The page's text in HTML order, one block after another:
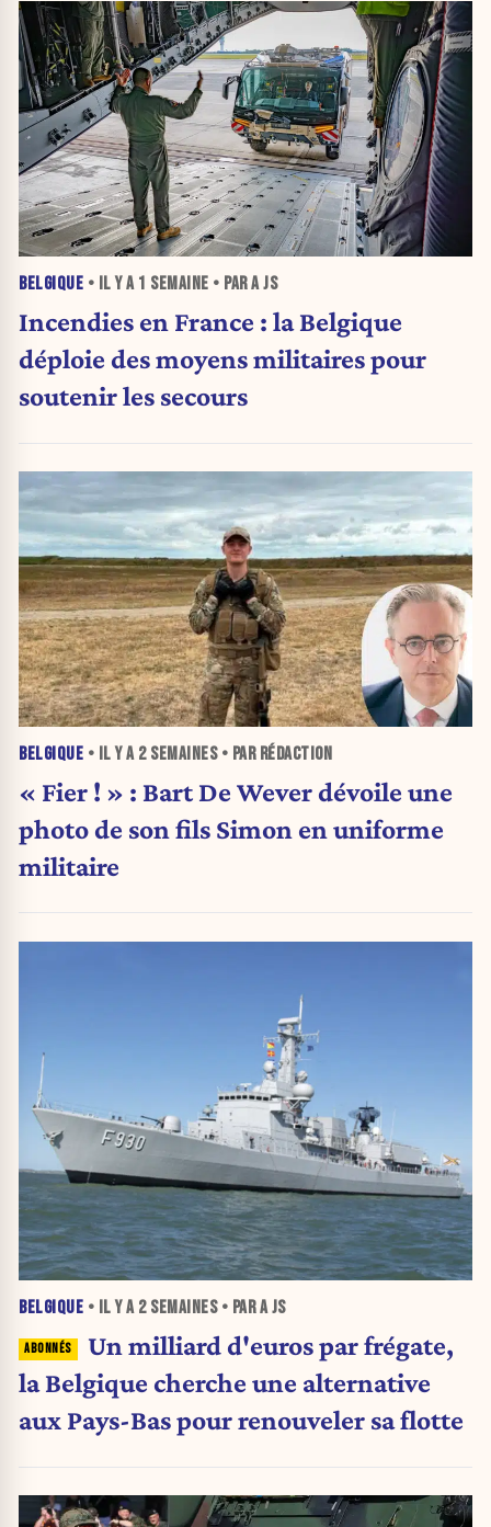
BELGIQUE • IL Y A 1 SEMAINE • PAR A JS
Incendies en France : la Belgique
déploie des moyens militaires pour
soutenir les secours
BELGIQUE • IL Y A 2 SEMAINES• PAR RÉDACTION
« Fier ! » : Bart De Wever dévoile une
photo de son fils Simon en uniforme
militaire
BELGIQUE • IL Y A 2 SEMAINES• PAR A JS
Un milliard d'euros par frégate,
la Belgique cherche une alternative
aux Pays-Bas pour renouveler sa flotte